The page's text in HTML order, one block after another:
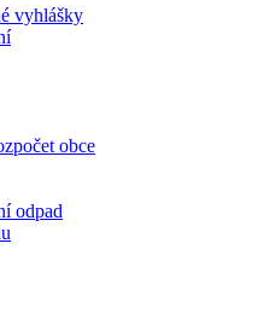
vyhlášky
obce
odpad